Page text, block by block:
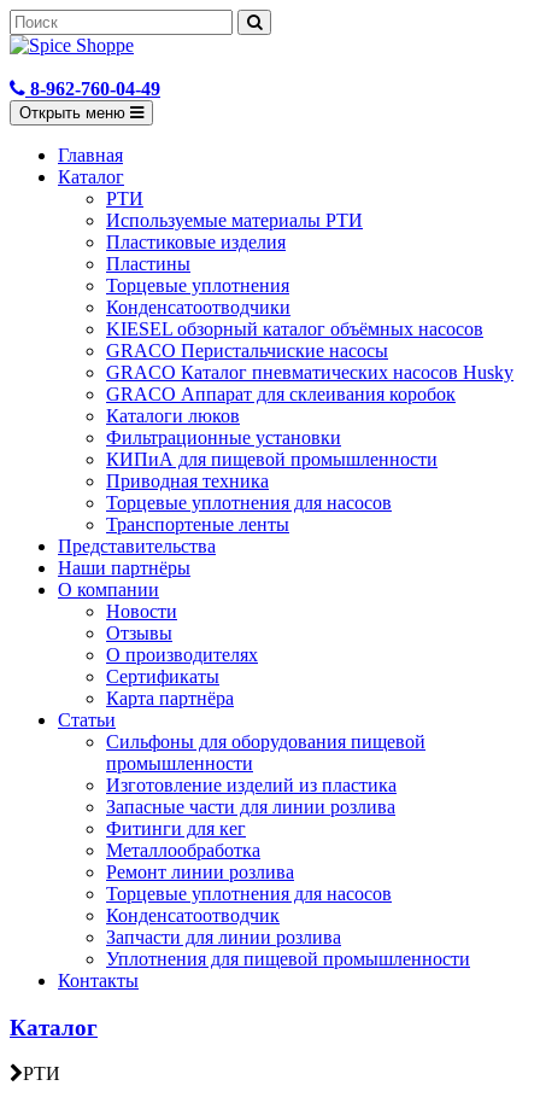
8-962-760-04-49
Открыть меню
Главная
Каталог
РТИ
Используемые материалы РТИ
Пластиковые изделия
Пластины
Торцевые уплотнения
Конденсатоотводчики
KIESEL обзорный каталог объёмных насосов
GRACO Перистальчиские насосы
GRACO Каталог пневматических насосов Husky
GRACO Аппарат для склеивания коробок
Каталоги люков
Фильтрационные установки
КИПиА для пищевой промышленности
Приводная техника
Торцевые уплотнения для насосов
Транспортеные ленты
Представительства
Наши партнёры
О компании
Новости
Отзывы
О производителях
Сертификаты
Карта партнёра
Статьи
Сильфоны для оборудования пищевой
промышленности
Изготовление изделий из пластика
Запасные части для линии розлива
Фитинги для кег
Металлообработка
Ремонт линии розлива
Торцевые уплотнения для насосов
Конденсатоотводчик
Запчасти для линии розлива
Уплотнения для пищевой промышленности
Контакты
Каталог
РТИ